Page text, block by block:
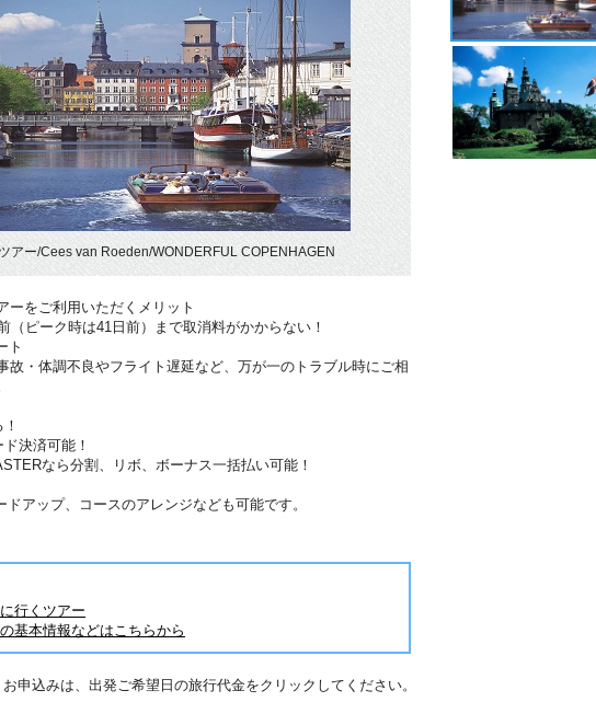
アー/Cees van Roeden/WONDERFUL COPENHAGEN
ーをご利用いただくメリット
（ピーク時は41日前）まで取消料がかからない！
ト
故・体調不良やフライト遅延など、万が一のトラブル時にご相
決済可能！
なら分割、リボ、ボーナス一括払い可能！
アップ、コースのアレンジなども可能です。
行くツアー
基本情報などはこちらから
申込みは、出発ご希望日の旅行代金をクリックしてください。